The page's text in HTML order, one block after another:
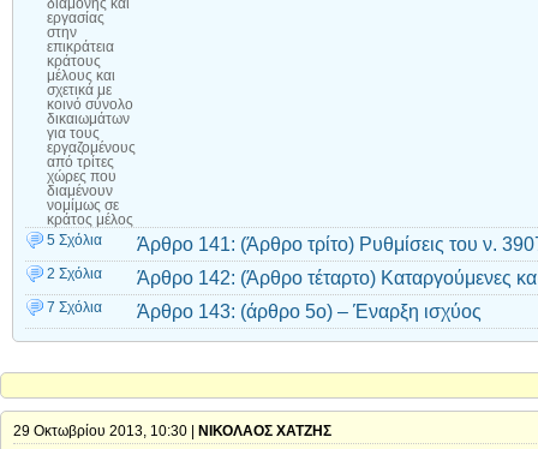
διαμονής και
εργασίας
στην
επικράτεια
κράτους
μέλους και
σχετικά με
κοινό σύνολο
δικαιωμάτων
για τους
εργαζομένους
από τρίτες
χώρες που
διαμένουν
νομίμως σε
κράτος μέλος
5 Σχόλια
Άρθρο 141: (Άρθρο τρίτο) Ρυθμίσεις του ν.
2 Σχόλια Άρθρο 142: (Άρθρο τέταρτο) Καταργούμενες και
7 Σχόλια Άρθρο 143: (άρθρο 5ο) – Έναρξη ισχύος
29 Οκτωβρίου 2013, 10:30 |
ΝΙΚΟΛΑΟΣ ΧΑΤΖΗΣ